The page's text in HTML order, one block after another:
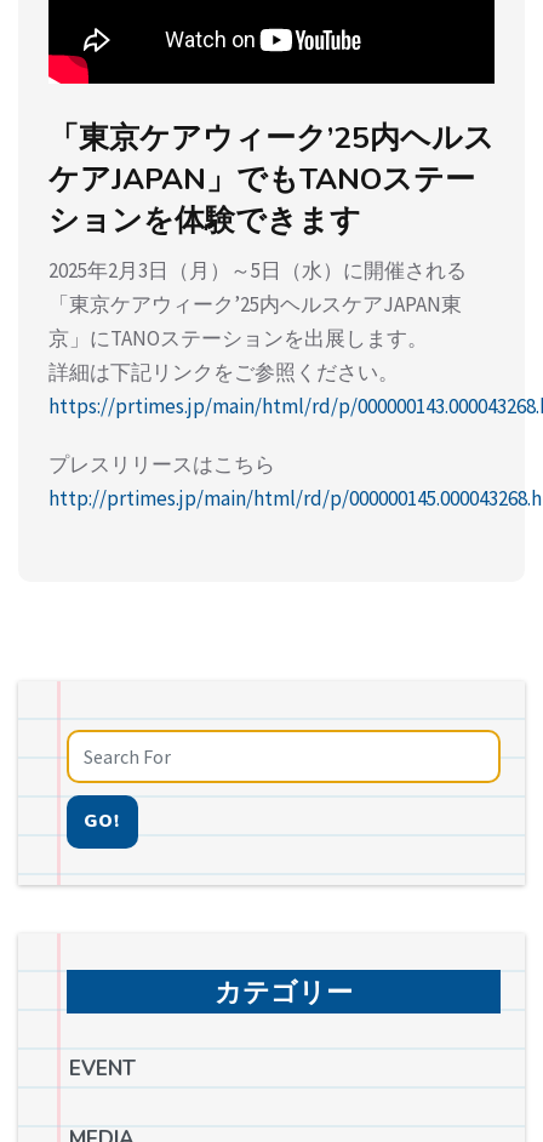
「東京ケアウィーク’25内ヘルス
ケアJAPAN」でもTANOステー
ションを体験できます
2025年2月3日（月）～5日（水）に開催される
「東京ケアウィーク’25内ヘルスケアJAPAN東
京」にTANOステーションを出展します。
詳細は下記リンクをご参照ください。
https://prtimes.jp/main/html/rd/p/
プレスリリースはこちら
http://prtimes.jp/main/html/rd/p/
GO!
カテゴリー
EVENT